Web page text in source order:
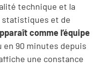
technique et la
statistiques et de
comme l’équipe
en 90 minutes depuis
une constance